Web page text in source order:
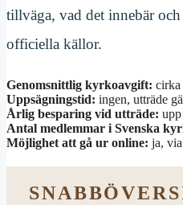
tillväga, vad det innebär
officiella källor.
Genomsnittlig kyrkoavgift: cirka
Uppsägningstid: ingen, utträde
Årlig besparing vid utträde:
Antal medlemmar i Svenska
Möjlighet att gå ur online: ja,